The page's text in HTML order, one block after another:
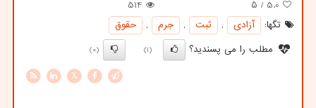
5.0 / ۵
514
تگها:
آزادی , ثبت , جرم ,
حقوق
مطلب را می پسندید؟
(1)
(0)
X